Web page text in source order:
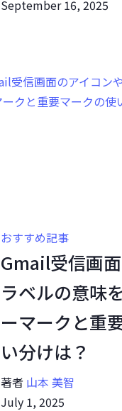
September 16, 2025
おすすめ記事
Gmail受信画
ラベルの意味
ーマークと重
い分けは？
著者 山本 美智
July 1, 2025